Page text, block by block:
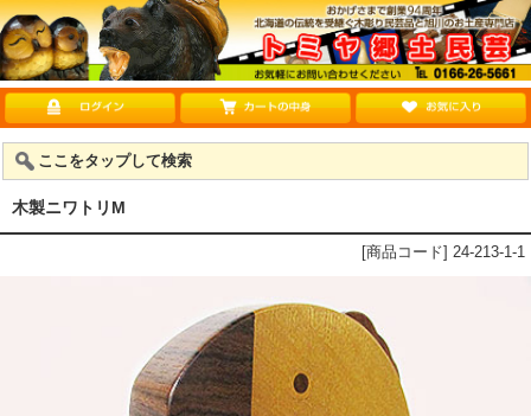
ここをタップして検索
木製ニワトリM
[商品コード] 24-213-1-1